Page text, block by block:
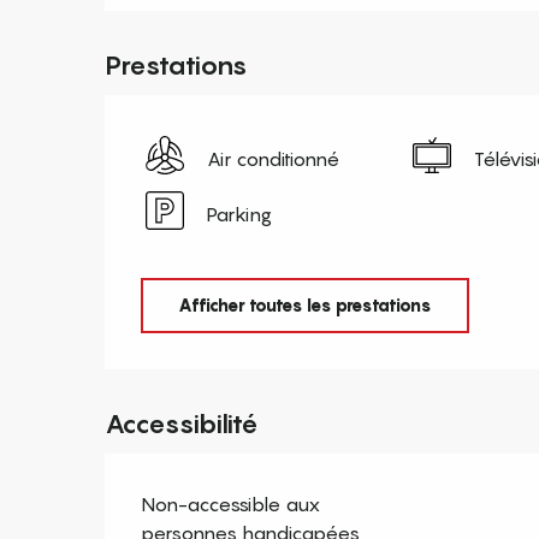
Prestations
Air conditionné
Parking
Afficher toutes les prestations
Accessibilité
Non-accessible aux
personnes handicapées